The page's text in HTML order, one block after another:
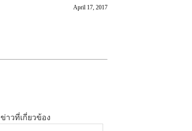
April 17, 2017
ข่าวที่เกี่ยวข้อง